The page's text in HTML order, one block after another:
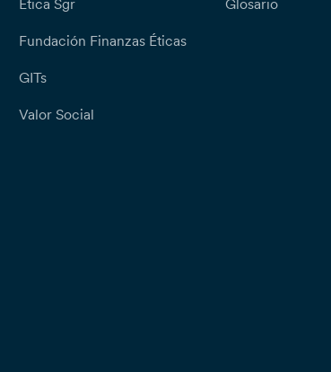
Etica Sgr
Fundación Finanzas Éticas
GITs
Valor Social
Glosario